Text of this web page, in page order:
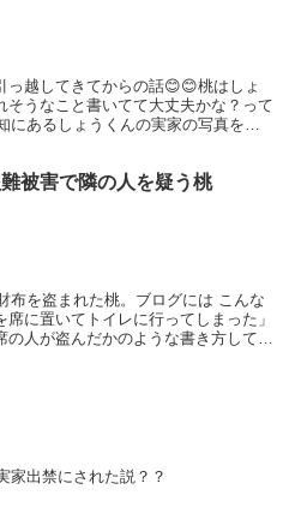
っ越してきてからの話😊😊桃はしょ
そうなこと書いてて大丈夫かな？って
にあるしょうくんの実家の写真を載
被害で隣の人を疑う桃
布を盗まれた桃。ブログには こんな
に置いてトイレに行ってしまった」
人が盗んだかのような書き方してた
家出禁にされた説？？